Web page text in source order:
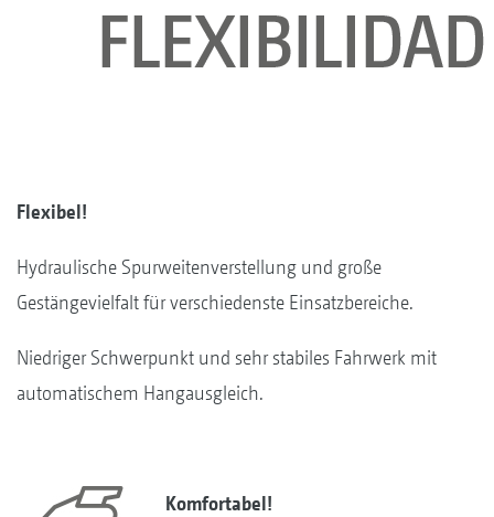
Flexibel!
Hydraulische Spurweitenverstellung und große
Gestängevielfalt für verschiedenste Einsatzbereiche.
Niedriger Schwerpunkt und sehr stabiles Fahrwerk mit
automatischem Hangausgleich.
Komfortabel!